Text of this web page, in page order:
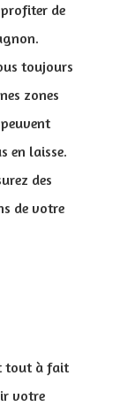
de
toujours
zones
en laisse.
des
de votre
tout à fait
votre